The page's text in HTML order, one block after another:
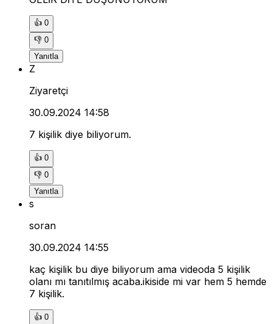
👍 0
👎 0
Yanıtla
Z
Ziyaretçi
30.09.2024 14:58
7 kişilik diye biliyorum.
👍 0
👎 0
Yanıtla
s
soran
30.09.2024 14:55
kaç kişilik bu diye biliyorum ama videoda 5 kişilik
olanı mı tanıtılmış acaba.ikiside mi var hem 5 hemde
7 kişilik.
👍 0